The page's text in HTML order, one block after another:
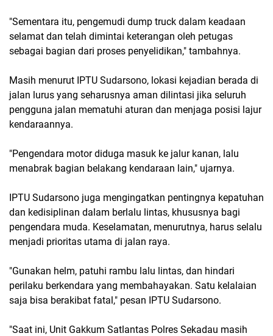
"Sementara itu, pengemudi dump truck dalam keadaan
selamat dan telah dimintai keterangan oleh petugas
sebagai bagian dari proses penyelidikan," tambahnya.
Masih menurut IPTU Sudarsono, lokasi kejadian berada di
jalan lurus yang seharusnya aman dilintasi jika seluruh
pengguna jalan mematuhi aturan dan menjaga posisi lajur
kendaraannya.
"Pengendara motor diduga masuk ke jalur kanan, lalu
menabrak bagian belakang kendaraan lain," ujarnya.
IPTU Sudarsono juga mengingatkan pentingnya kepatuhan
dan kedisiplinan dalam berlalu lintas, khususnya bagi
pengendara muda. Keselamatan, menurutnya, harus selalu
menjadi prioritas utama di jalan raya.
"Gunakan helm, patuhi rambu lalu lintas, dan hindari
perilaku berkendara yang membahayakan. Satu kelalaian
saja bisa berakibat fatal," pesan IPTU Sudarsono.
"Saat ini, Unit Gakkum Satlantas Polres Sekadau masih